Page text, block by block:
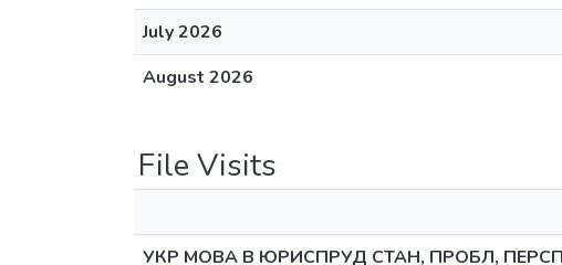
July 2026
August 2026
File Visits
УКР МОВА В ЮРИСПРУД СТАН, ПРОБЛ, ПЕРСП